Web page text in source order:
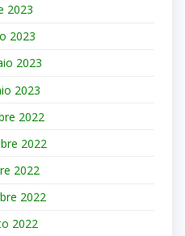
2023
2023
2023
2023
2022
2022
2022
2022
2022